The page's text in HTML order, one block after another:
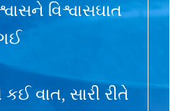
વિશ્વાસઘાત
ગઈ
વાત, સારી રીતે